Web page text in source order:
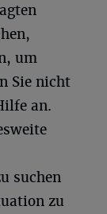
um
Sie nicht
an.
suchen
zu